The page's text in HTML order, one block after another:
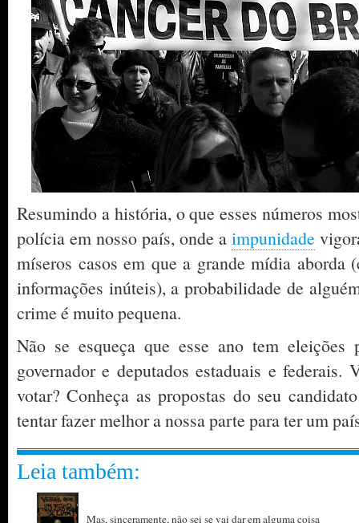
Resumindo a história, o que esses números
polícia em nosso país, onde a impunidade
míseros casos em que a grande mídia aborda
informações inúteis), a probabilidade de
crime é muito pequena.
Não se esqueça que esse ano tem eleições
governador e deputados estaduais e federais.
votar? Conheça as propostas do seu
tentar fazer melhor a nossa parte para ter um
Leia também:
Mas, sinceramente, não sei se vai dar em alguma coisa